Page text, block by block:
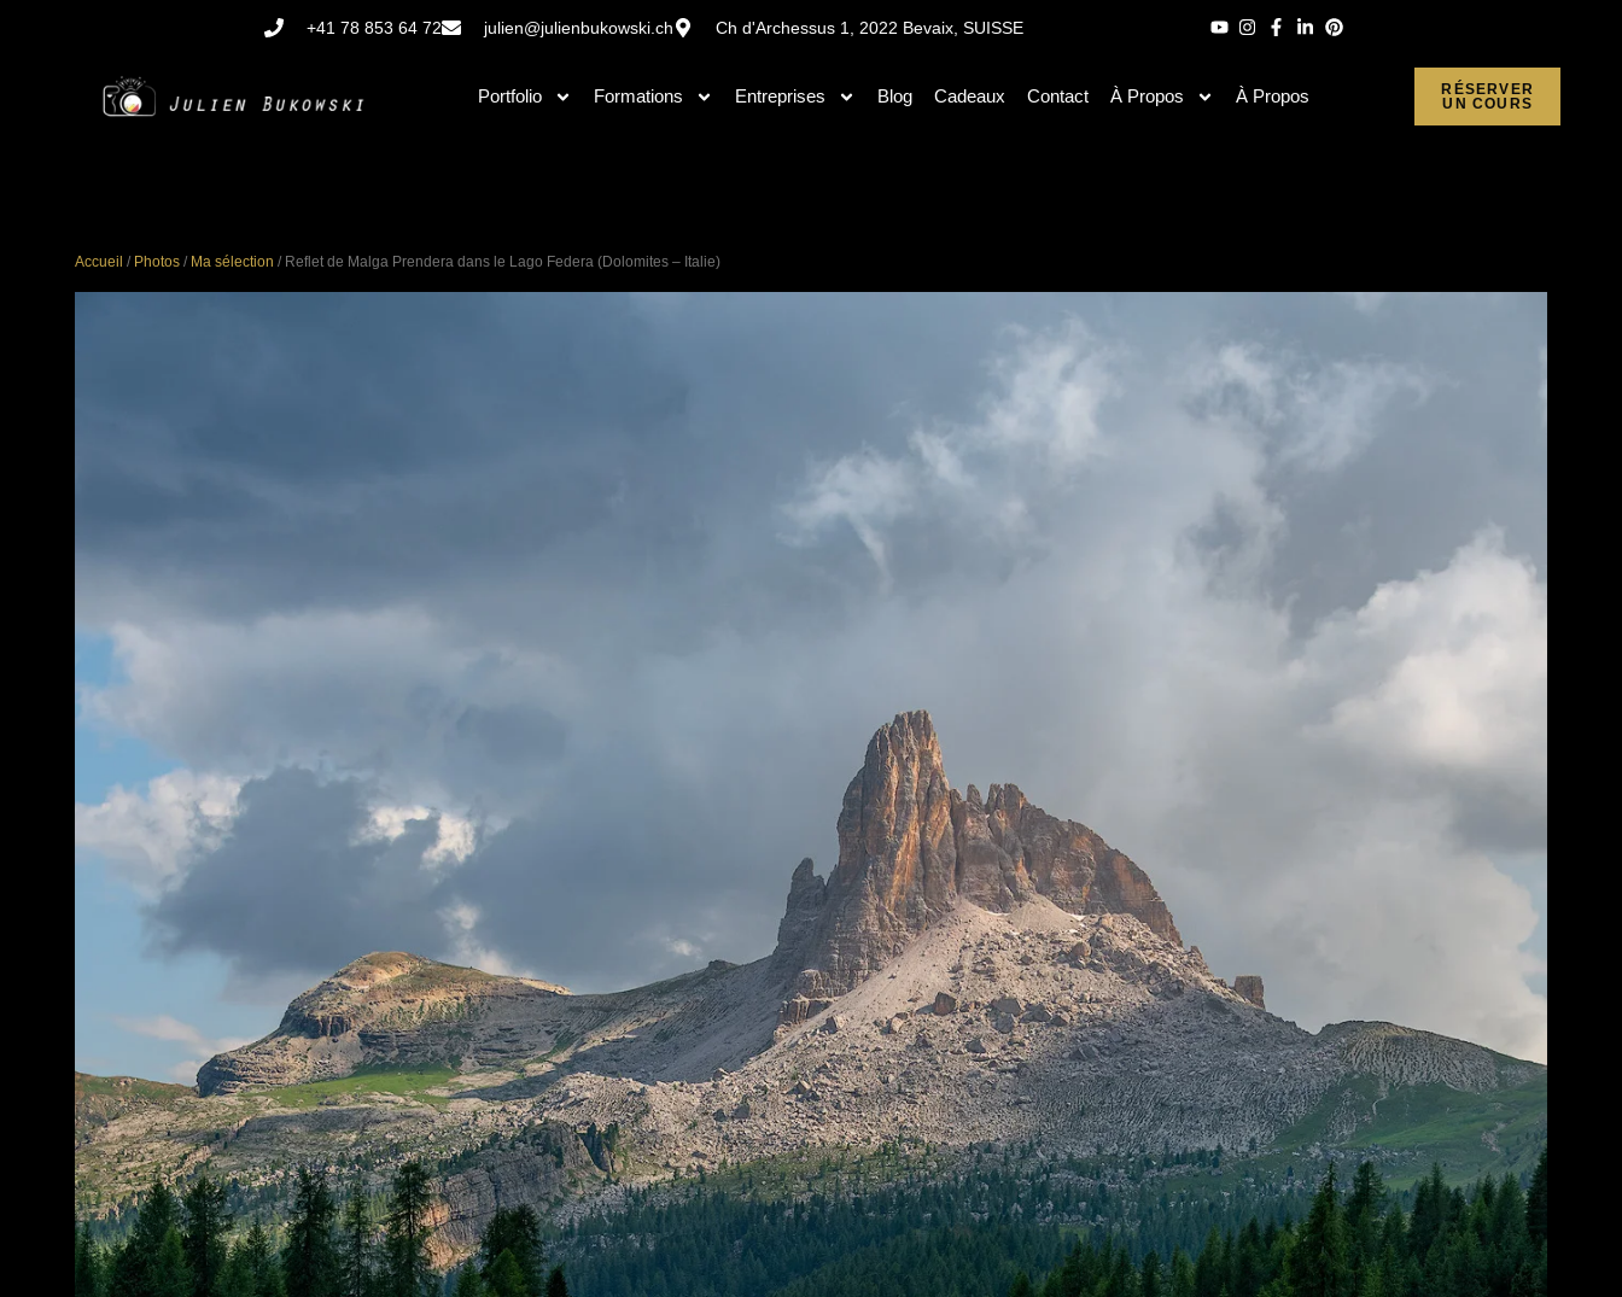
+41 78 853 64 72 julien@julienbukowski.ch Ch d'Archessus 1, 2022 Bevaix, SUISSE
Portfolio Formations Entreprises Blog Cadeaux Contact À Propos À Propos
RÉSERVER
UN COURS
Accueil / Photos / Ma sélection / Reflet de Malga Prendera dans le Lago Federa (Dolomites – Italie)